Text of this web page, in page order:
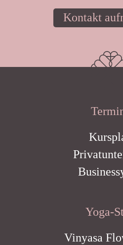
Kontakt
Yoga-
Vinyasa